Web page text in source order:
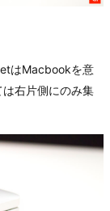
はMacbookを意
右片側にのみ集